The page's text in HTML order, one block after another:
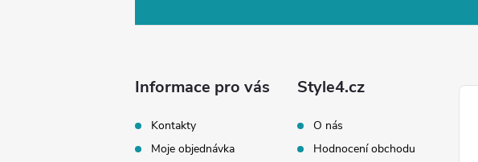
Informace pro vás
Kontakty
Moje objednávka
Style4.cz
O nás
Hodnocení obchodu